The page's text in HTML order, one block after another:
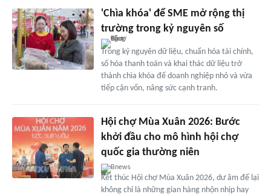
'Chìa khóa' để SME mở rộng thị
trường trong kỷ nguyên số
Trong kỷ nguyên dữ liệu, chuẩn hóa tài chính,
số hóa thanh toán và khai thác dữ liệu trở
thành chìa khóa để doanh nghiệp nhỏ và vừa
tiếp cận vốn, nâng sức cạnh tranh.
Hội chợ Mùa Xuân 2026: Bước
khởi đầu cho mô hình hội chợ
quốc gia thường niên
Bnews
Kết thúc Hội chợ Mùa Xuân 2026, dư âm để lại
không chỉ là những gian hàng nhộn nhịp hay